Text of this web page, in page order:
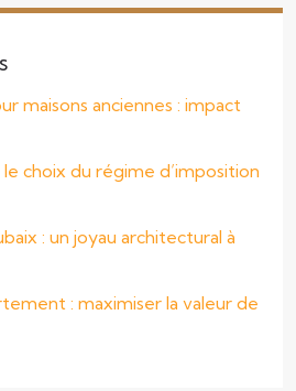
maisons anciennes : impact
choix du régime d’imposition
: un joyau architectural à
: maximiser la valeur de